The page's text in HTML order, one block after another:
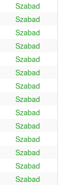
Szabad
Szabad
Szabad
Szabad
Szabad
Szabad
Szabad
Szabad
Szabad
Szabad
Szabad
Szabad
Szabad
Szabad